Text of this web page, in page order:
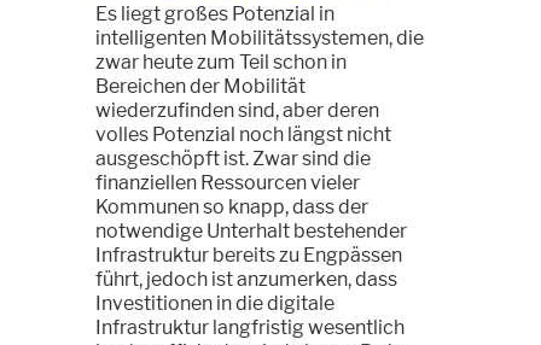
Es liegt großes Potenzial in
intelligenten Mobilitätssystemen, die
zwar heute zum Teil schon in
Bereichen der Mobilität
wiederzufinden sind, aber deren
volles Potenzial noch längst nicht
ausgeschöpft ist. Zwar sind die
finanziellen Ressourcen vieler
Kommunen so knapp, dass der
notwendige Unterhalt bestehender
Infrastruktur bereits zu Engpässen
führt, jedoch ist anzumerken, dass
Investitionen in die digitale
Infrastruktur langfristig wesentlich